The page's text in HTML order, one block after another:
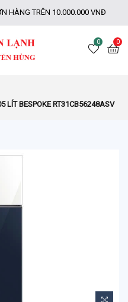
TRÊN 10.000.000 VNĐ
0 0
LÍT BESPOKE RT31CB56248ASV